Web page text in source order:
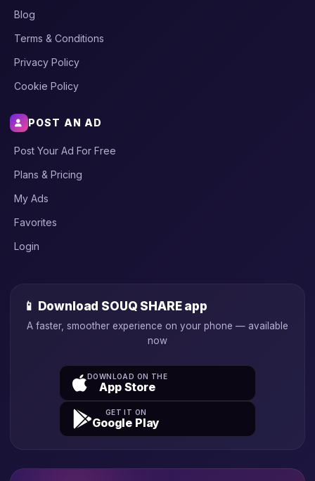
Blog
Terms & Conditions
Privacy Policy
Cookie Policy
POST AN AD
Post Your Ad For Free
Plans & Pricing
My Ads
Favorites
Login
📱 Download SOUQ SHARE app
A faster, smoother experience on your phone — available
now
DOWNLOAD ON THE
App Store
GET IT ON
Google Play